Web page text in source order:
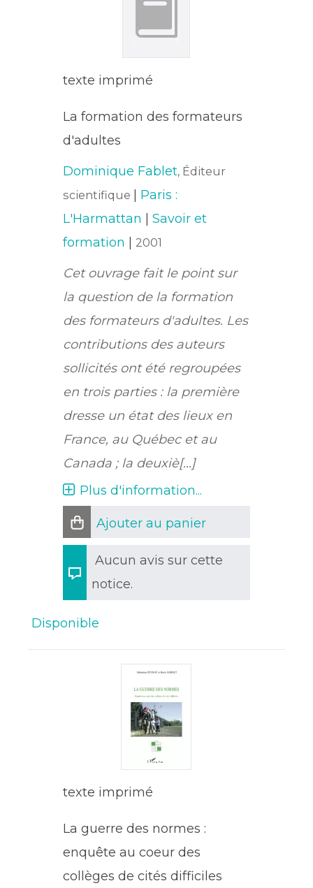
texte imprimé
La formation des formateurs
d'adultes
Dominique Fablet, Éditeur
scientifique
Paris :
L'Harmattan |Savoir et
formation
2001
Cet ouvrage fait le point sur
la question de la formation
des formateurs d'adultes. Les
contributions des auteurs
sollicités ont été regroupées
en trois parties : la première
dresse un état des lieux en
France, au Québec et au
Canada ; la deuxiè[...]
Plus d'information...
Ajouter au panier
Aucun avis sur cette
notice.
Disponible
texte imprimé
La guerre des normes :
enquête au coeur des
collèges de cités difficiles